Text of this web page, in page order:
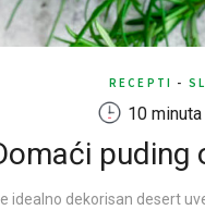
RECEPTI -
10 minuta
puding
idealno dekorisan desert